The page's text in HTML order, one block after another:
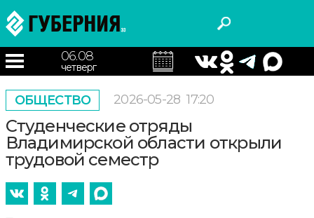
06.08
четверг
ОБЩЕСТВО 2026-05-28 17:20
Студенческие отряды
Владимирской области открыли
трудовой семестр